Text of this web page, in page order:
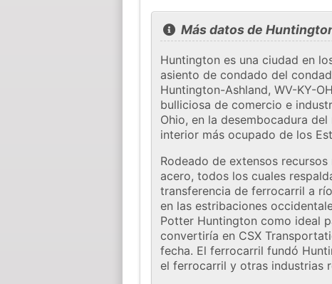
Más datos de
Huntington es una ciudad en
asiento de condado del
Huntington-Ashland, WV-KY-
bulliciosa de comercio e
Ohio, en la desembocadura
interior más ocupado de los
Rodeado de extensos
acero, todos los cuales
transferencia de ferrocarril a
en las estribaciones
Potter Huntington como ideal
convertiría en CSX
fecha. El ferrocarril fundó
el ferrocarril y otras industrias